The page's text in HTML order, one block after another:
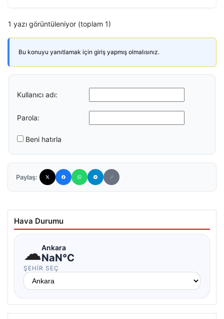
1 yazı görüntüleniyor (toplam 1)
Bu konuyu yanıtlamak için giriş yapmış olmalısınız.
Kullanıcı adı:
Parola:
Beni hatırla
Paylaş:
Hava Durumu
☁Ankara
NaN°C
ŞEHIR SEÇ